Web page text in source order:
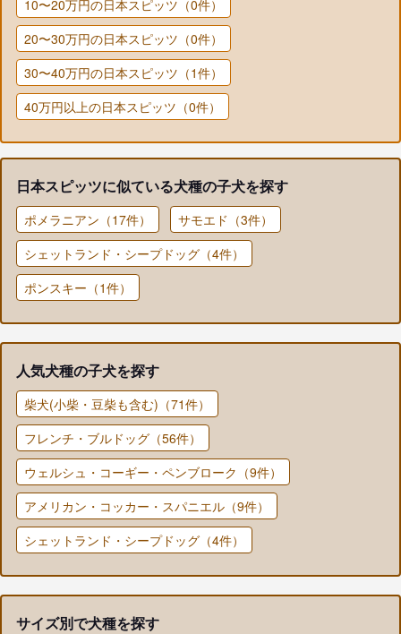
10〜20万円の日本スピッツ（0件）
20〜30万円の日本スピッツ（0件）
30〜40万円の日本スピッツ（1件）
40万円以上の日本スピッツ（0件）
日本スピッツに似ている犬種の子犬を探す
ポメラニアン（17件）
サモエド（3件）
シェットランド・シープドッグ（4件）
ポンスキー（1件）
人気犬種の子犬を探す
柴犬(小柴・豆柴も含む)（71件）
フレンチ・ブルドッグ（56件）
ウェルシュ・コーギー・ペンブローク（9件）
アメリカン・コッカー・スパニエル（9件）
シェットランド・シープドッグ（4件）
サイズ別で犬種を探す